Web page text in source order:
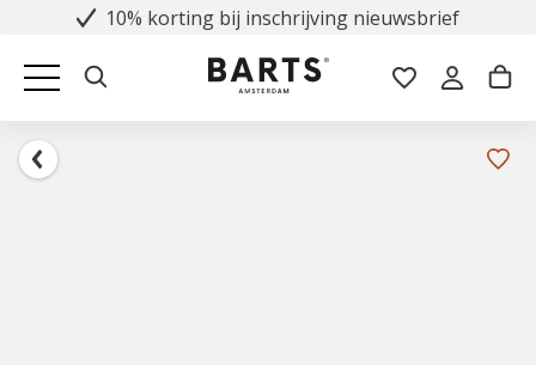
10% korting bij inschrijving nieuwsbrief